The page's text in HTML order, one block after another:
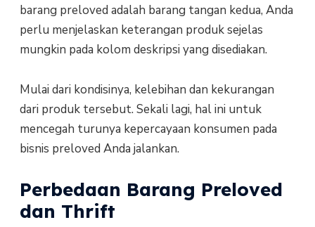
barang preloved adalah barang tangan kedua, Anda
perlu menjelaskan keterangan produk sejelas
mungkin pada kolom deskripsi yang disediakan.
Mulai dari kondisinya, kelebihan dan kekurangan
dari produk tersebut. Sekali lagi, hal ini untuk
mencegah turunya kepercayaan konsumen pada
bisnis preloved Anda jalankan.
Perbedaan Barang Preloved
dan Thrift